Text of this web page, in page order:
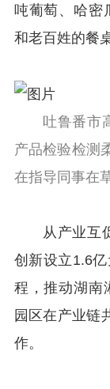
吨葡萄、哈密
和老百姓的餐桌
吐鲁番市
产品检验检测
在指导同事在
从产业互
创新设立1.6
程，推动湖南
园区在产业链
作。